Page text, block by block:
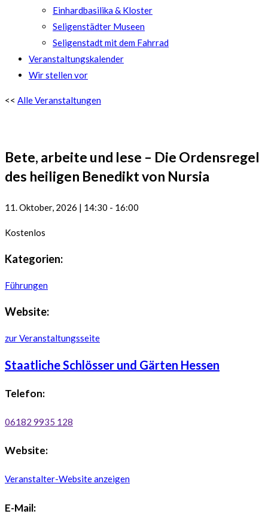
Einhardbasilika & Kloster
Seligenstädter Museen
Seligenstadt mit dem Fahrrad
Veranstaltungskalender
Wir stellen vor
<< Alle Veranstaltungen
Bete, arbeite und lese – Die Ordensregel
des heiligen Benedikt von Nursia
11. Oktober, 2026 | 14:30 - 16:00
Kostenlos
Kategorien:
Führungen
Website:
zur Veranstaltungsseite
Staatliche Schlösser und Gärten Hessen
Telefon:
06182 9935 128
Website:
Veranstalter-Website anzeigen
E-Mail: